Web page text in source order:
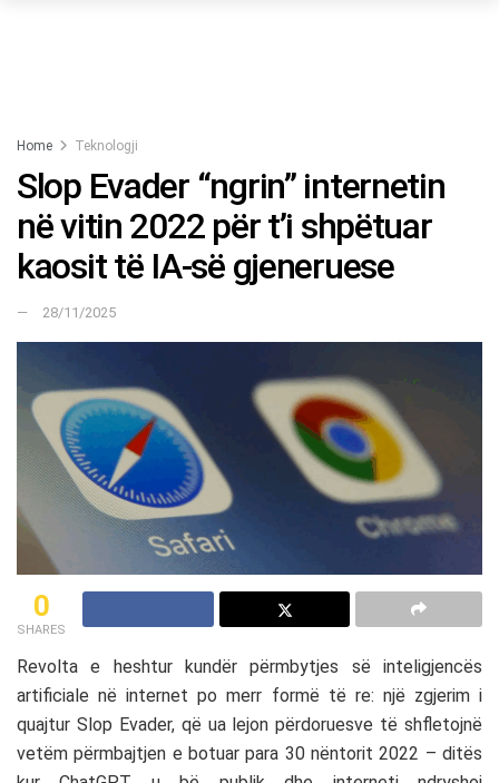
Home Teknologji
Slop Evader “ngrin” internetin
në vitin 2022 për t’i shpëtuar
kaosit të IA-së gjeneruese
28/11/2025
0
SHARES
Revolta e heshtur kundër përmbytjes së inteligjencës
artificiale në internet po merr formë të re: një zgjerim i
quajtur Slop Evader, që ua lejon përdoruesve të shfletojnë
vetëm përmbajtjen e botuar para 30 nëntorit 2022 – ditës